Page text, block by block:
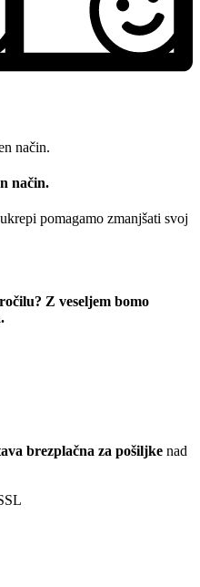
način.
pomagamo zmanjšati svoj
Z veseljem bomo
brezplačna za pošiljke nad